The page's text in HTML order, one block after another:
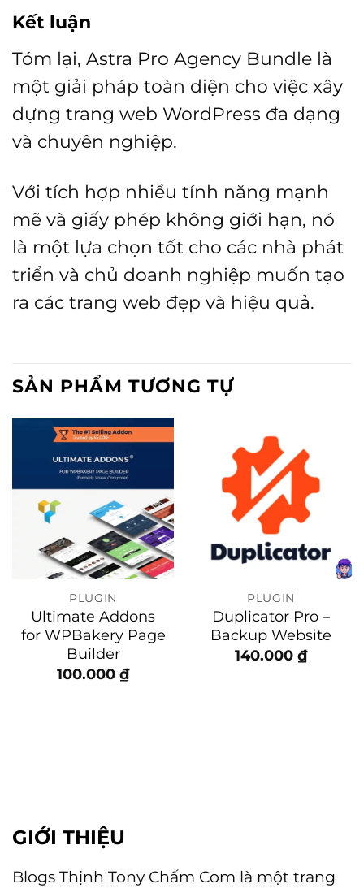
Kết luận
Tóm lại, Astra Pro Agency Bundle là
một giải pháp toàn diện cho việc xây
dựng trang web WordPress đa dạng
và chuyên nghiệp.
Với tích hợp nhiều tính năng mạnh
mẽ và giấy phép không giới hạn, nó
là một lựa chọn tốt cho các nhà phát
triển và chủ doanh nghiệp muốn tạo
ra các trang web đẹp và hiệu quả.
SẢN PHẨM TƯƠNG TỰ
PLUGIN
Ultimate Addons
for WPBakery Page
Builder
100.000 ₫
PLUGIN
Duplicator Pro –
Backup Website
140.000 ₫
GIỚI THIỆU
Blogs Thịnh Tony Chấm Com là một trang